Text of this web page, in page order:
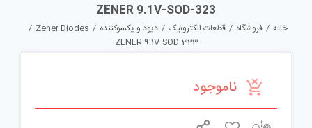
ZENER 9.1V-SOD-323
خانه / فروشگاه / قطعات الکترونیک / دیود و یکسوکننده /
Zener Diodes
/
ZENER 9.1V-SOD-323
ناموجود